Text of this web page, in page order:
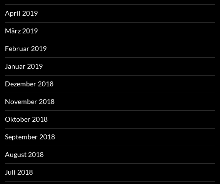
April 2019
März 2019
Februar 2019
Januar 2019
Dezember 2018
November 2018
Oktober 2018
September 2018
August 2018
Juli 2018